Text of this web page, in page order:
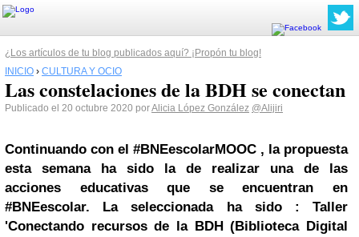
¿Los artículos de tu blog publicados aquí? ¡Propón tu blog!
INICIO › CULTURA Y OCIO
Las constelaciones de la BDH se conectan
Publicado el 20 octubre 2020 porAlicia López González @Alijiri
Continuando con el #BNEescolarMOOC , la propuesta
esta semana ha sido la de realizar una de las
acciones educativas que se encuentran en
#BNEescolar. La seleccionada ha sido : Taller
'Conectando recursos de la BDH (Biblioteca Digital